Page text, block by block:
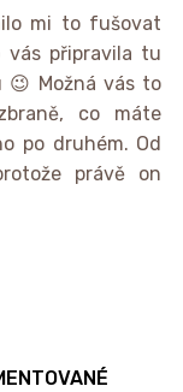
mi to fušovat
vás připravila tu
😉 Možná vás to
co máte
po druhém. Od
právě on